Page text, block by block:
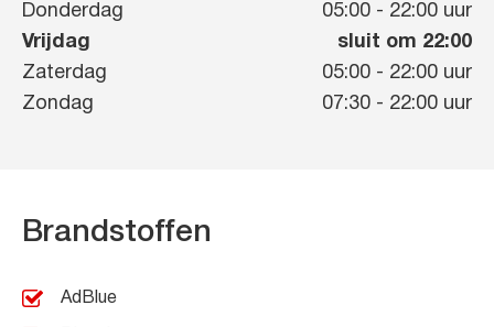
Donderdag
05:00 - 22:00 uur
Vrijdag
sluit om 22:00
Zaterdag
05:00 - 22:00 uur
Zondag
07:30 - 22:00 uur
Brandstoffen
AdBlue